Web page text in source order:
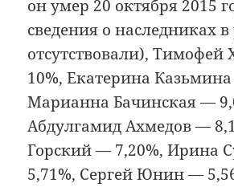
он умер 20 октября 2015
сведения о наследниках в
отсутствовали),
10%, Екатерина
Марианна Бачинская —
Абдулгамид Ахмедов —
Горский — 7,20%, Ирина
5,71%, Сергей Юнин —